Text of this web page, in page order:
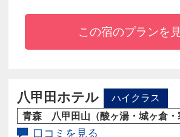
会津若松市中心に位置し、県道
ます。
夕食レストランも営業しており
休日）
この宿のプランを
八甲田ホテル
ハイクラス
青森 八甲田山（酸ヶ湯・城ヶ倉・
口コミを見る